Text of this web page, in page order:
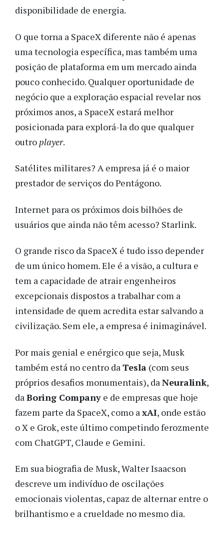
disponibilidade de energia.
O que torna a SpaceX diferente não é apenas
uma tecnologia específica, mas também uma
posição de plataforma em um mercado ainda
pouco conhecido. Qualquer oportunidade de
negócio que a exploração espacial revelar nos
próximos anos, a SpaceX estará melhor
posicionada para explorá-la do que qualquer
outro player.
Satélites militares? A empresa já é o maior
prestador de serviços do Pentágono.
Internet para os próximos dois bilhões de
usuários que ainda não têm acesso? Starlink.
O grande risco da SpaceX é tudo isso depender
de um único homem. Ele é a visão, a cultura e
tem a capacidade de atrair engenheiros
excepcionais dispostos a trabalhar com a
intensidade de quem acredita estar salvando a
civilização. Sem ele, a empresa é inimaginável.
Por mais genial e enérgico que seja, Musk
também está no centro da Tesla (com seus
próprios desafios monumentais), da Neuralink,
da Boring Company e de empresas que hoje
fazem parte da SpaceX, como a xAI, onde estão
o X e Grok, este último competindo ferozmente
com ChatGPT, Claude e Gemini.
Em sua biografia de Musk, Walter Isaacson
descreve um indivíduo de oscilações
emocionais violentas, capaz de alternar entre o
brilhantismo e a crueldade no mesmo dia.